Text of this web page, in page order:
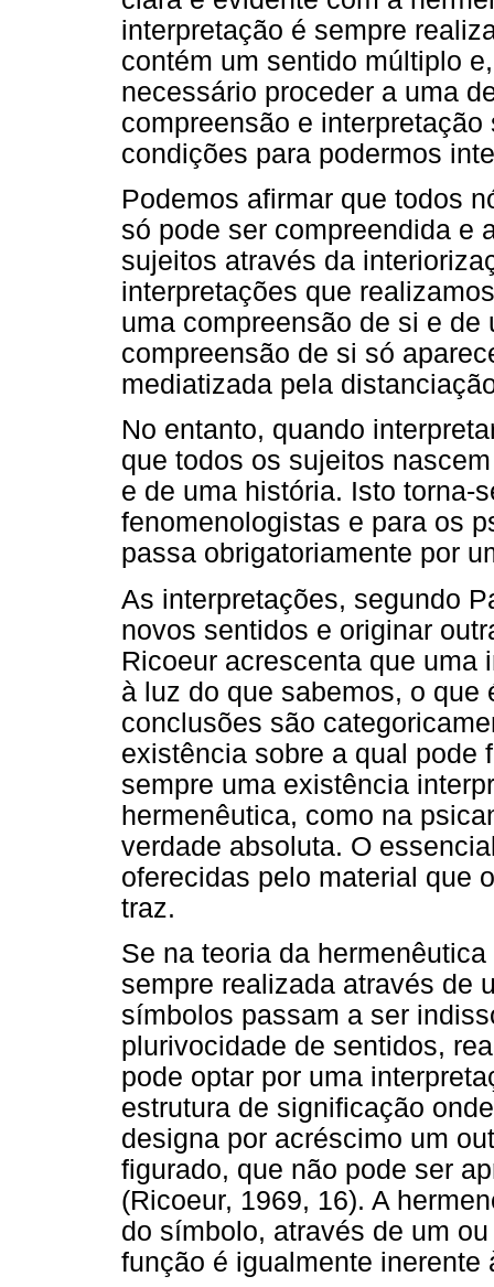
interpretação é sempre
contém um sentido múltiplo
necessário proceder a uma
compreensão e
condições para podermos
Podemos afirmar que todos
só pode ser compreendida e
sujeitos através da
interpretações que
uma compreensão de si e de
compreensão de si só
mediatizada pela
No entanto, quando
que todos os sujeitos
e de uma história. Isto torna-
fenomenologistas e para os
passa obrigatoriamente por
As interpretações, segundo
novos sentidos e originar
Ricoeur acrescenta que uma
à luz do que sabemos, o que
conclusões são
existência sobre a qual pode
sempre uma existência
hermenêutica, como na
verdade absoluta. O
oferecidas pelo material que
traz.
Se na teoria da
sempre realizada através de
símbolos passam a ser
plurivocidade de sentidos,
pode optar por uma
estrutura de significação
designa por acréscimo um
figurado, que não pode ser
(Ricoeur, 1969, 16). A
do símbolo, através de um
função é igualmente